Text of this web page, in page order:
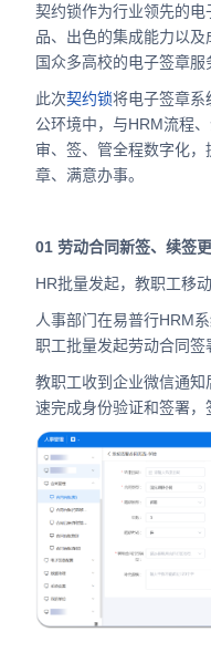
契约锁作为行业领先的
品、出色的集成能力以
国众多高校的电子签章服
此次契约锁将电子签章系
公环境中，与HRM流程
审、签、管全程数字化
章、满意办事。
01 劳动合同新签、续签更
HR批量发起，教职工移
人事部门在易普行HRM
职工批量发起劳动合同签
教职工收到企业微信通
速完成身份验证和签署，